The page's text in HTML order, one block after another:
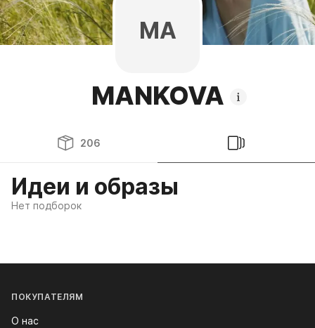
MA
MANKOVA
206
Идеи и образы
Нет подборок
ПОКУПАТЕЛЯМ
О нас